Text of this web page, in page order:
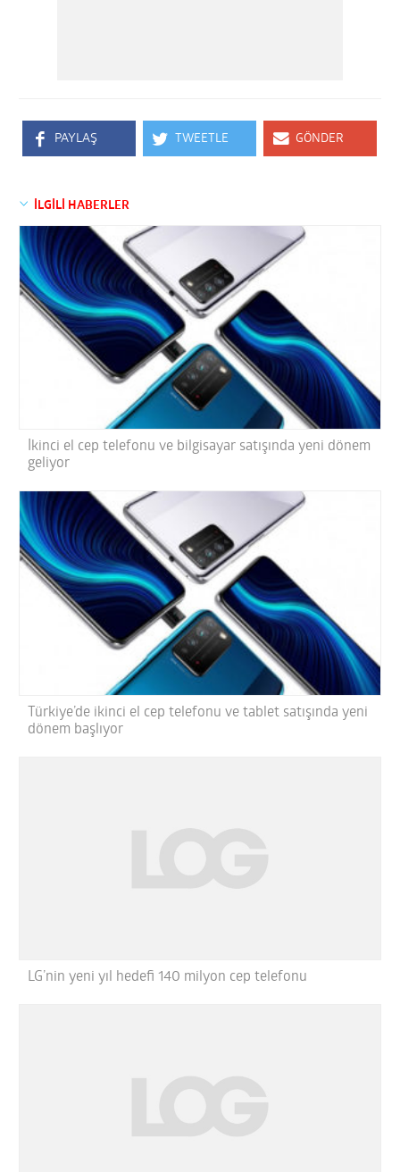
PAYLAŞ TWEETLE GÖNDER
İLGİLİ HABERLER
İkinci el cep telefonu ve bilgisayar satışında yeni dönem
geliyor
Türkiye’de ikinci el cep telefonu ve tablet satışında yeni
dönem başlıyor
LG’nin yeni yıl hedefi 140 milyon cep telefonu